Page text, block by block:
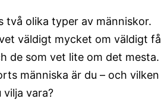
två olika typer av människor.
väldigt mycket om väldigt få
de som vet lite om det mesta.
människa är du – och vilken
vilja vara?